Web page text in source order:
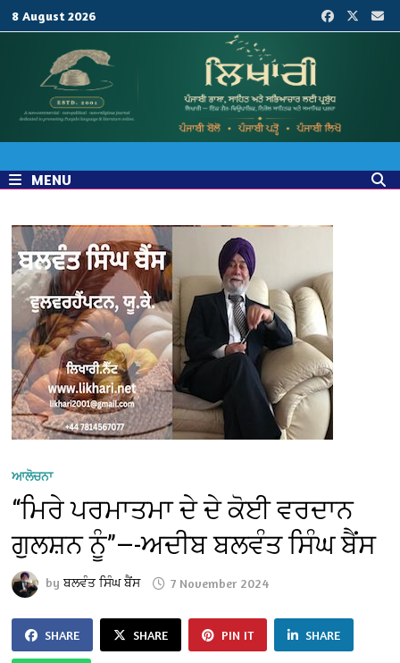
8 August 2026
MENU
ਆਲੋਚਨਾ
“ਮਿਰੇ ਪਰਮਾਤਮਾ ਦੇ ਦੇ ਕੋਈ ਵਰਦਾਨ
ਗੁਲਸ਼ਨ ਨੂੰ”—-ਅਦੀਬ ਬਲਵੰਤ ਸਿੰਘ ਬੈਂਸ
byਬਲਵੰਤ ਸਿੰਘ ਬੈਂਸ 7 November 2024
SHARE SHARE PIN IT SHARE